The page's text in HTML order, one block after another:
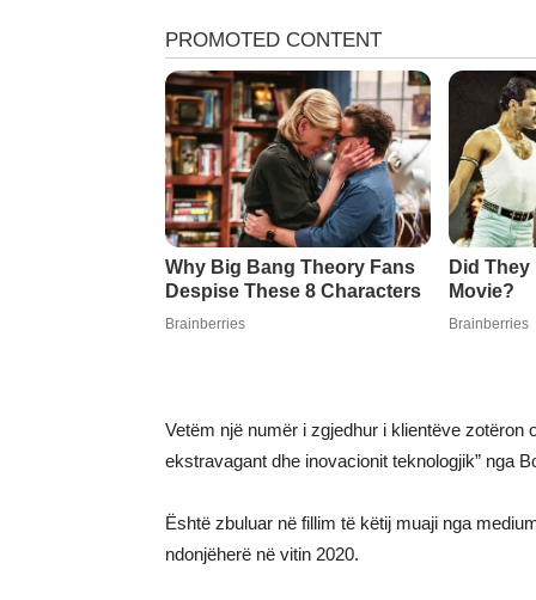
Vetëm një numër i zgjedhur i klientëve
ekstravagant dhe inovacionit teknologjik” nga
Është zbuluar në fillim të këtij muaji nga
ndonjëherë në vitin 2020.